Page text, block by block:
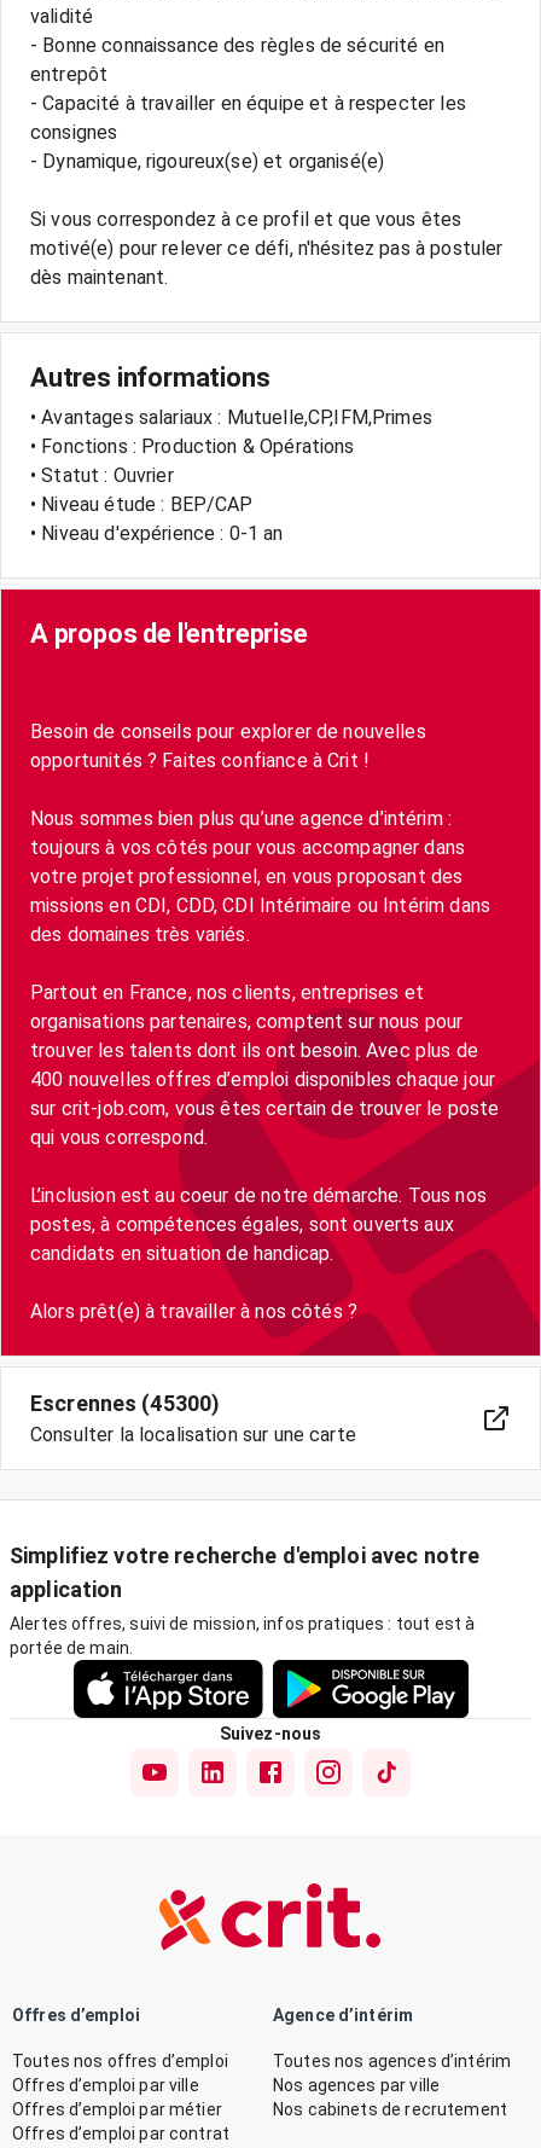
validité
- Bonne connaissance des règles de sécurité en
entrepôt
- Capacité à travailler en équipe et à respecter les
consignes
- Dynamique, rigoureux(se) et organisé(e)
Si vous correspondez à ce profil et que vous êtes
motivé(e) pour relever ce défi, n'hésitez pas à postuler
Autres informations
• Avantages salariaux : Mutuelle,CP,IFM,Primes
• Fonctions : Production & Opérations
• Statut : Ouvrier
• Niveau étude : BEP/CAP
• Niveau d'expérience : 0-1 an
A propos de l'entreprise
Besoin de conseils pour explorer de nouvelles
opportunités ? Faites confiance à Crit !
Nous sommes bien plus qu’une agence d’intérim :
toujours à vos côtés pour vous accompagner dans
votre projet professionnel, en vous proposant des
missions en CDI, CDD, CDI Intérimaire ou Intérim dans
des domaines très variés.
Partout en France, nos clients, entreprises et
organisations partenaires, comptent sur nous pour
trouver les talents dont ils ont besoin. Avec plus de
400 nouvelles offres d’emploi disponibles chaque jour
sur crit-job.com, vous êtes certain de trouver le poste
qui vous correspond.
L’inclusion est au coeur de notre démarche. Tous nos
postes, à compétences égales, sont ouverts aux
candidats en situation de handicap.
Alors prêt(e) à travailler à nos côtés ?
Escrennes (45300)
Consulter la localisation sur une carte
Simplifiez votre recherche d'emploi avec notre
application
Alertes offres, suivi de mission, infos pratiques : tout est à
portée de main.
Suivez-nous
Offres d’emploi
Toutes nos offres d’emploi
Offres d’emploi par ville
Offres d’emploi par métier
Offres d’emploi par contrat
Agence d’intérim
Toutes nos agences d’intérim
Nos agences par ville
Nos cabinets de recrutement